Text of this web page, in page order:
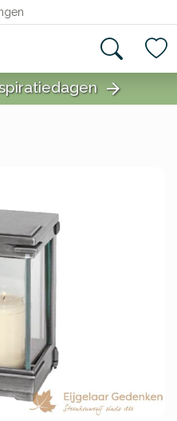
arrow_forward